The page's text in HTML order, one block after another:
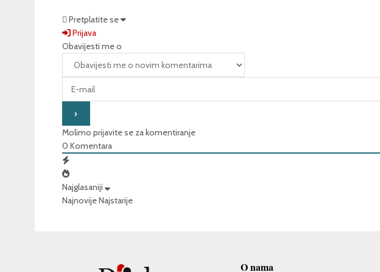
Pretplatite se
Prijava
Obavijesti me o
Molimo prijavite se za komentiranje
0 Komentara
Najglasaniji
NajnovijeNajstarije
O nama